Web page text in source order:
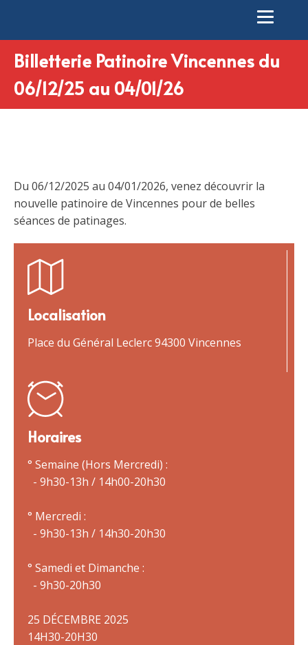
Billetterie Patinoire Vincennes du
06/12/25 au 04/01/26
Du 06/12/2025 au 04/01/2026, venez découvrir la
nouvelle patinoire de Vincennes pour de belles
séances de patinages.
Localisation
Place du Général Leclerc 94300 Vincennes
Horaires
° Semaine (Hors Mercredi) :
- 9h30-13h / 14h00-20h30
° Mercredi :
- 9h30-13h / 14h30-20h30
° Samedi et Dimanche :
- 9h30-20h30
25 DÉCEMBRE 2025
14H30-20H30